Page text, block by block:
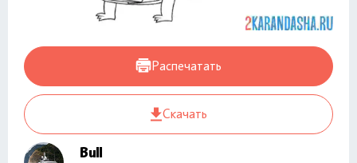
Распечатать
Скачать
Bull